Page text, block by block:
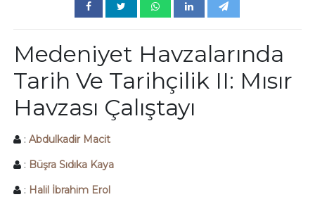
Medeniyet Havzalarında
Tarih Ve Tarihçilik II: Mısır
Havzası Çalıştayı
:Abdulkadir Macit
: Büşra Sıdıka Kaya
: Halil İbrahim Erol